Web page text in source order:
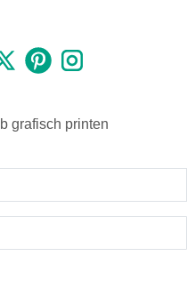
grafisch printen